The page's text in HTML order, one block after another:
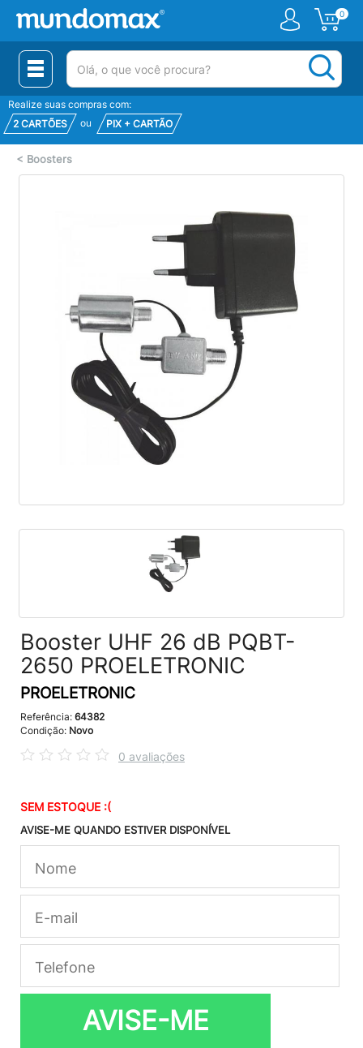
0
(pesquisar)
Realize suas compras com:
2 CARTÕES
ou PIX + CARTÃO
< Boosters
Booster UHF 26 dB PQBT-
2650 PROELETRONIC
PROELETRONIC
Referência: 64382
Condição: Novo
0 avaliações
SEM ESTOQUE :(
AVISE-ME QUANDO ESTIVER DISPONÍVEL
AVISE-ME